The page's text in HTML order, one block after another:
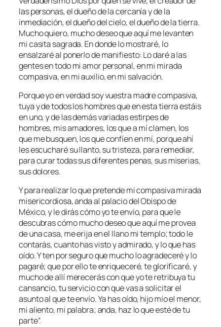
las personas, el dueño de la cercanía y de la
inmediación, el dueño del cielo, el dueño de la tierra.
Mucho quiero, mucho deseo que aquí me levanten
mi casita sagrada. En donde lo mostraré, lo
ensalzaré al ponerlo de manifiesto: Lo daré a las
gentes en todo mi amor personal, en mi mirada
compasiva, en mi auxilio, en mi salvación.
Porque yo en verdad soy vuestra madre compasiva,
tuya y de todos los hombres que en esta tierra estáis
en uno, y de las demás variadas estirpes de
hombres, mis amadores, los que a mí clamen, los
que me busquen, los que confíen en mí, porque ahí
les escucharé su llanto, su tristeza, para remediar,
para curar todas sus diferentes penas, sus miserias,
sus dolores.
Y para realizar lo que pretende mi compasiva mirada
misericordiosa, anda al palacio del Obispo de
México, y le dirás cómo yo te envío, para que le
descubras cómo mucho deseo que aquí me provea
de una casa, me erija en el llano mi templo; todo le
contarás, cuanto has visto y admirado, y lo que has
oído. Y ten por seguro que mucho lo agradeceré y lo
pagaré; que por ello te enriqueceré, te glorificaré, y
mucho de allí merecerás con que yo te retribuya tu
cansancio, tu servicio con que vas a solicitar el
asunto al que te envío. Ya has oído, hijo mío el menor,
mi aliento, mi palabra; anda, haz lo que esté de tu
parte”.